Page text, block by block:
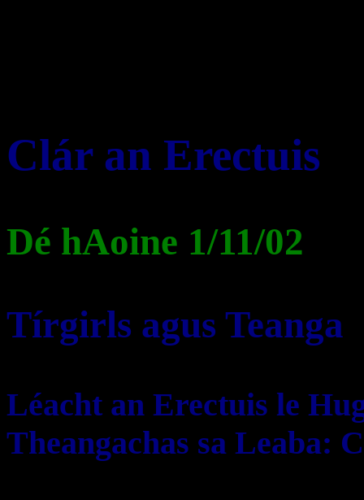
Clár an Erectuis
Dé hAoine 1/11/02
Tírgirls agus Teanga
Léacht an Erectuis le
Theangachas sa Leaba: